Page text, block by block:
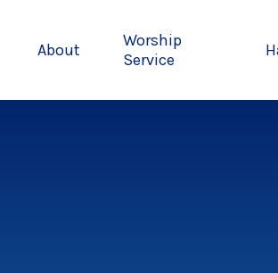
About
Worship
Service